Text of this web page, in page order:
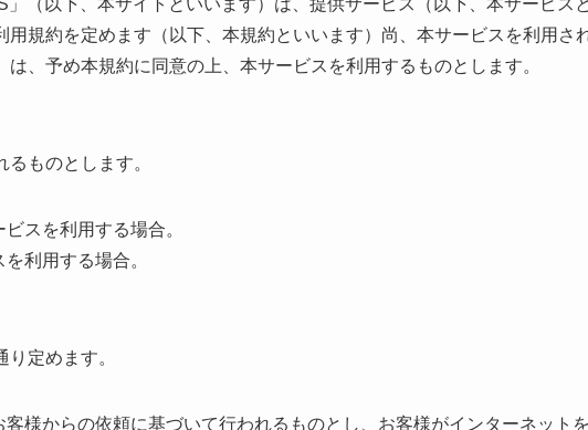
（以下、本サイトといいます）は、提供サービス（以下、本サービス
用規約を定めます（以下、本規約といいます）尚、本サービスを利用さ
は、予め本規約に同意の上、本サービスを利用するものとします。
ものとします。
スを利用する場合。
利用する場合。
定めます。
様からの依頼に基づいて行われるものとし、お客様がインターネット